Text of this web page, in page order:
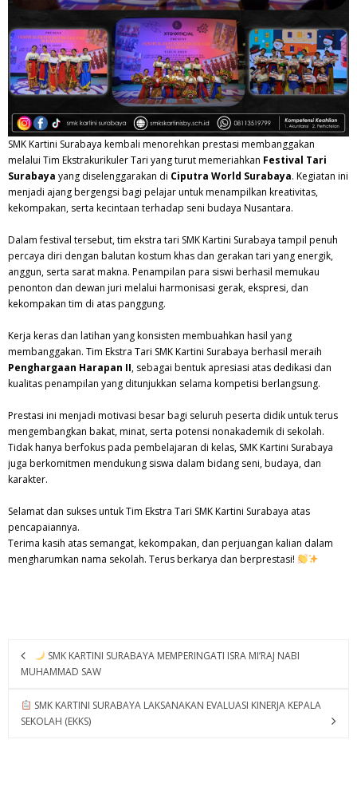
SMK Kartini Surabaya kembali menorehkan prestasi membanggakan
melalui Tim Ekstrakurikuler Tari yang turut memeriahkan Festival Tari
Surabaya yang diselenggarakan di Ciputra World Surabaya. Kegiatan ini
menjadi ajang bergengsi bagi pelajar untuk menampilkan kreativitas,
kekompakan, serta kecintaan terhadap seni budaya Nusantara.
Dalam festival tersebut, tim ekstra tari SMK Kartini Surabaya tampil penuh
percaya diri dengan balutan kostum khas dan gerakan tari yang energik,
anggun, serta sarat makna. Penampilan para siswi berhasil memukau
penonton dan dewan juri melalui harmonisasi gerak, ekspresi, dan
kekompakan tim di atas panggung.
Kerja keras dan latihan yang konsisten membuahkan hasil yang
membanggakan. Tim Ekstra Tari SMK Kartini Surabaya berhasil meraih
Penghargaan Harapan II, sebagai bentuk apresiasi atas dedikasi dan
kualitas penampilan yang ditunjukkan selama kompetisi berlangsung.
Prestasi ini menjadi motivasi besar bagi seluruh peserta didik untuk terus
mengembangkan bakat, minat, serta potensi nonakademik di sekolah.
Tidak hanya berfokus pada pembelajaran di kelas, SMK Kartini Surabaya
juga berkomitmen mendukung siswa dalam bidang seni, budaya, dan
karakter.
Selamat dan sukses untuk Tim Ekstra Tari SMK Kartini Surabaya atas
pencapaiannya.
Terima kasih atas semangat, kekompakan, dan perjuangan kalian dalam
mengharumkan nama sekolah. Terus berkarya dan berprestasi!
SMK KARTINI SURABAYA MEMPERINGATI ISRA MI’RAJ NABI
MUHAMMAD SAW
SMK KARTINI SURABAYA LAKSANAKAN EVALUASI KINERJA KEPALA
SEKOLAH (EKKS)